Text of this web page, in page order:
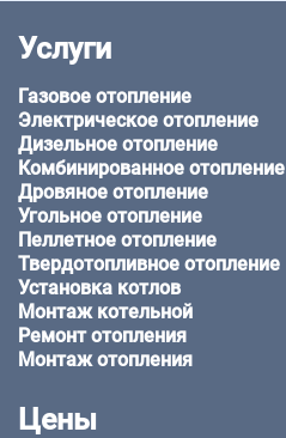
Услуги
Газовое отопление
Электрическое отопление
Дизельное отопление
Комбинированное отопление
Дровяное отопление
Угольное отопление
Пеллетное отопление
Твердотопливное отопление
Установка котлов
Монтаж котельной
Ремонт отопления
Монтаж отопления
Цены